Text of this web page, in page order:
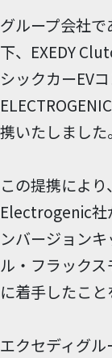
グループ会社
下、EXEDY
シックカーEV
携いたしました。
この提携により
Electrogenic社
ンバージョン
ル・フラック
に着手したこと
エクセディグ